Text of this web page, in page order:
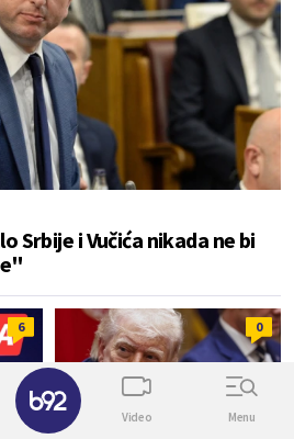
Srbije i Vučića nikada ne bi
6 0
Video Menu
✕